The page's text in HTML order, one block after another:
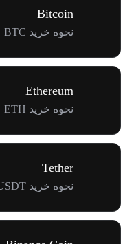
Bitcoin
نحوه خرید BTC
Ethereum
نحوه خرید ETH
Tether
نحوه خرید USDT